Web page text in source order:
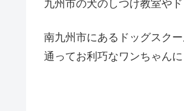
九州市の犬のしつけ教室やド
南九州市にあるドッグスク
通ってお利巧なワンちゃん